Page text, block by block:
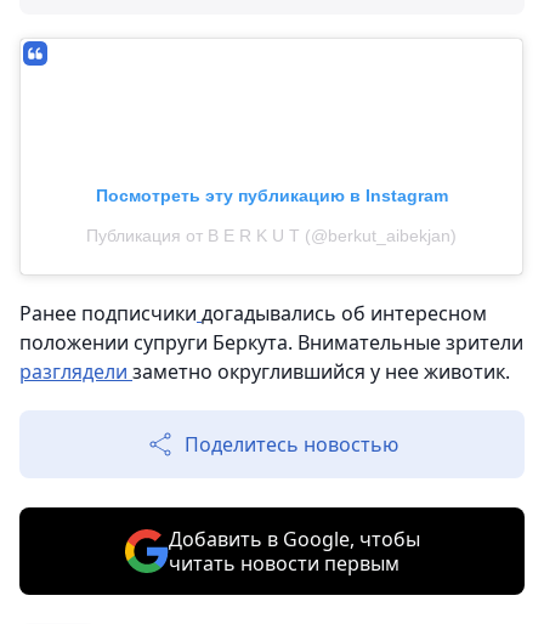
Посмотреть эту публикацию в Instagram
Публикация от B E R K U T (@berkut_aibekjan)
Ранее подписчики догадывались об интересном
положении супруги Беркута. Внимательные зрители
разглядели заметно округлившийся у нее животик.
Поделитесь новостью
Добавить в Google, чтобы
читать новости первым